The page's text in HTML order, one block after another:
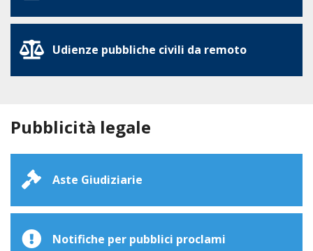
Udienze pubbliche civili da remoto
Pubblicità legale
Aste Giudiziarie
Notifiche per pubblici proclami